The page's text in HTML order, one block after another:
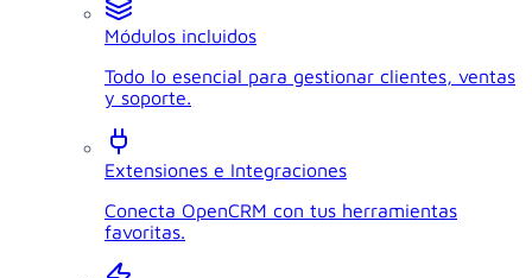
Módulos incluidos
Todo lo esencial para gestionar clientes, ventas
y soporte.
Extensiones e Integraciones
Conecta OpenCRM con tus herramientas
favoritas.